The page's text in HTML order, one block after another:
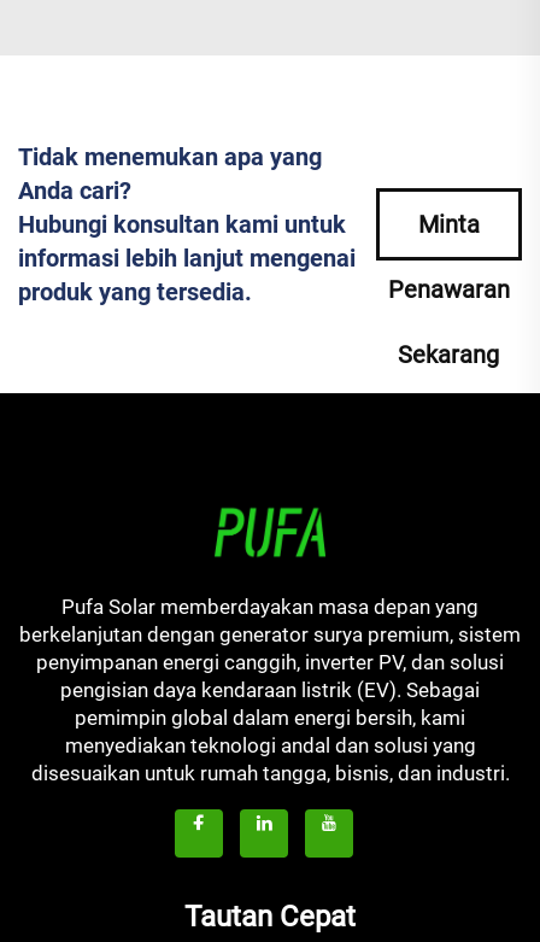
Tidak menemukan apa yang
Anda cari?
Hubungi konsultan kami untuk
informasi lebih lanjut mengenai
produk yang tersedia.
Minta
Penawaran
Sekarang
Pufa Solar memberdayakan masa depan yang
berkelanjutan dengan generator surya premium, sistem
penyimpanan energi canggih, inverter PV, dan solusi
pengisian daya kendaraan listrik (EV). Sebagai
pemimpin global dalam energi bersih, kami
menyediakan teknologi andal dan solusi yang
disesuaikan untuk rumah tangga, bisnis, dan industri.
Tautan Cepat